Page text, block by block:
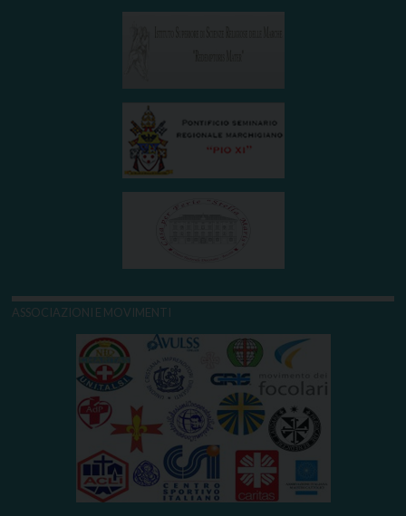
ASSOCIAZIONI E MOVIMENTI